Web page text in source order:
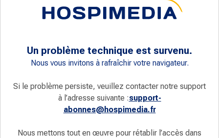
Un problème technique est survenu.
Nous vous invitons à rafraîchir votre navigateur.
Si le problème persiste, veuillez contacter notre support
à l’adresse suivante :support-
abonnes@hospimedia.fr
Nous mettons tout en œuvre pour rétablir l’accès dans